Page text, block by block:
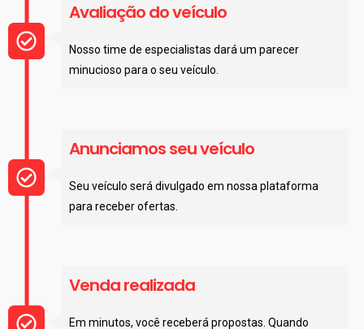
Avaliação do veículo
Nosso time de especialistas dará um parecer
minucioso para o seu veículo.
Anunciamos seu veículo
Seu veículo será divulgado em nossa plataforma
para receber ofertas.
Venda realizada
Em minutos, você receberá propostas. Quando